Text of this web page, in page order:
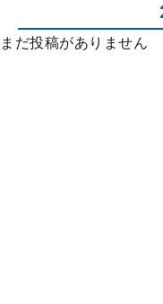
まだ投稿がありません